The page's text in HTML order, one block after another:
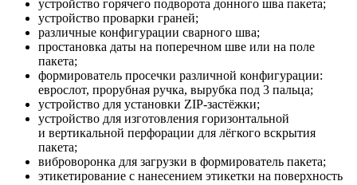
устройство горячего подворота донного шва пакета;
устройство проварки граней;
различные конфигурации сварного шва;
простановка даты на поперечном шве или на поле
пакета;
формирователь просечки различной конфигурации:
еврослот, прорубная ручка, вырубка под 3 пальца;
устройство для установки ZIP-застёжки;
устройство для изготовления горизонтальной
и вертикальной перфорации для лёгкого вскрытия
пакета;
виброворонка для загрузки в формирователь пакета;
этикетирование с нанесением этикетки на поверхность